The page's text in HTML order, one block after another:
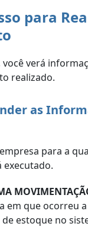
para
você verá
realizado.
as
para a
executado.
em que ocorreu
estoque no